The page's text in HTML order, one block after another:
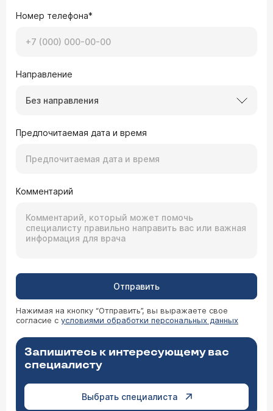
Номер телефона*
Направление
Без направления
Предпочитаемая дата и время
Комментарий
Отправить
Нажимая на кнопку “Отправить”, вы выражаете свое
согласие с условиями обработки персональных данных
Запишитесь к интересующему вас
специалисту
Выбрать специалиста